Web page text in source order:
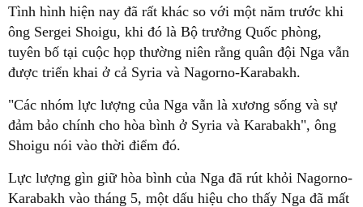
Tình hình hiện nay đã rất khác so với một năm trước khi
ông Sergei Shoigu, khi đó là Bộ trưởng Quốc phòng,
tuyên bố tại cuộc họp thường niên rằng quân đội Nga vẫn
được triển khai ở cả Syria và Nagorno-Karabakh.
"Các nhóm lực lượng của Nga vẫn là xương sống và sự
đảm bảo chính cho hòa bình ở Syria và Karabakh", ông
Shoigu nói vào thời điểm đó.
Lực lượng gìn giữ hòa bình của Nga đã rút khỏi Nagorno-
Karabakh vào tháng 5, một dấu hiệu cho thấy Nga đã mất